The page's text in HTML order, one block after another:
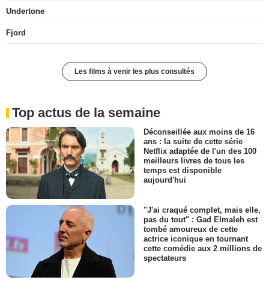
Undertone
Fjord
Les films à venir les plus consultés
Top actus de la semaine
Déconseillée aux moins de 16
ans : la suite de cette série
Netflix adaptée de l'un des 100
meilleurs livres de tous les
temps est disponible
aujourd'hui
"J'ai craqué complet, mais elle,
pas du tout" : Gad Elmaleh est
tombé amoureux de cette
actrice iconique en tournant
cette comédie aux 2 millions de
spectateurs